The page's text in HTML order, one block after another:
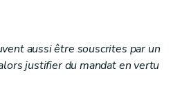
aussi être souscrites par un
justifier du mandat en vertu